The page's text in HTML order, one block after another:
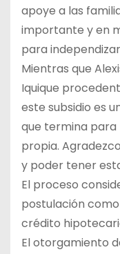
apoye a las
importante y en
para
Mientras que
Iquique
este subsidio es
que termina
propia.
y poder tener
El proceso
postulación
crédito
El otorgamiento